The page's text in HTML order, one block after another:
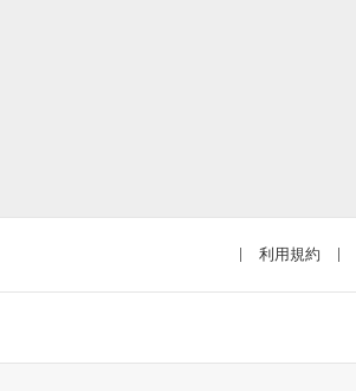
利用規約